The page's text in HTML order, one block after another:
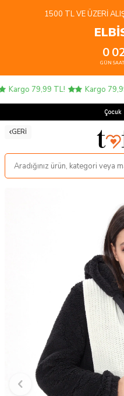
1500 TL VE ÜZERI
0
GÜN SAAT
Kargo 79,99 TL! Kargo 79,99
Çocuk
GERI